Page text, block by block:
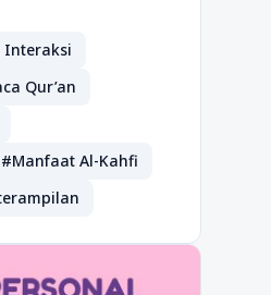
Interaksi
Qur’an
#Manfaat Al-Kahfi